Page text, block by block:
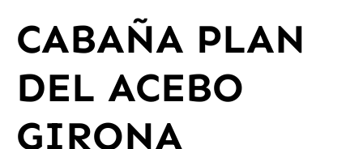
CABAÑA PLAN
DEL ACEBO
GIRONA